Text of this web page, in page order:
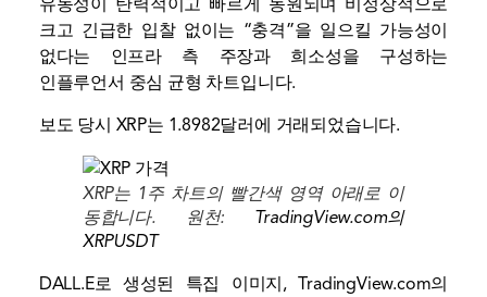
유동성이 탄력적이고 빠르게 동원되며 비정상적으로
크고 긴급한 입찰 없이는 “충격”을 일으킬 가능성이
없다는 인프라 측 주장과 희소성을 구성하는
인플루언서 중심 균형 차트입니다.
보도 당시 XRP는 1.8982달러에 거래되었습니다.
XRP는 1주 차트의 빨간색 영역 아래로 이
동합니다. 원천: TradingView.com의
XRPUSDT
DALL.E로 생성된 특집 이미지, TradingView.com의